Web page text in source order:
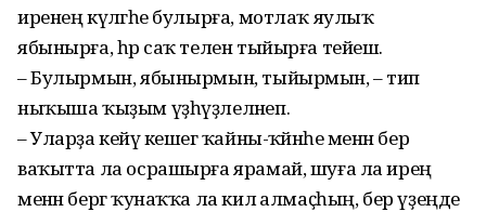
иренең күләгәһе булырға, мотлаҡ яулыҡ
ябынырға, һәр саҡ телен тыйырға тейеш.
– Булырмын, ябынырмын, тыйырмын, – тип
ныҡыша ҡыҙым үҙһүҙлеләнеп.
– Уларҙа кейәү кешегә ҡайны-ҡәйнәһе менән бер
ваҡытта ла осрашырға ярамай, шуға ла ирең
менән бергә ҡунаҡҡа ла килә алмаҫһың, бер үҙеңде